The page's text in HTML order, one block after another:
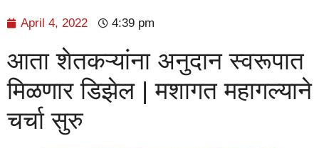
April 4, 2022 4:39 pm
आता शेतकऱ्यांना अनुदान स्वरूपात
मिळणार डिझेल | मशागत महागल्याने
चर्चा सुरु